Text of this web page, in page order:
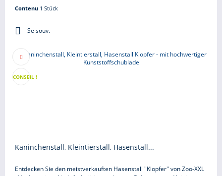
Contenu 1 Stück
Se souv.
CONSEIL !
Kaninchenstall, Kleintierstall, Hasenstall...
Entdecken Sie den meistverkauften Hasenstall "Klopfer" von Zoo-XXL